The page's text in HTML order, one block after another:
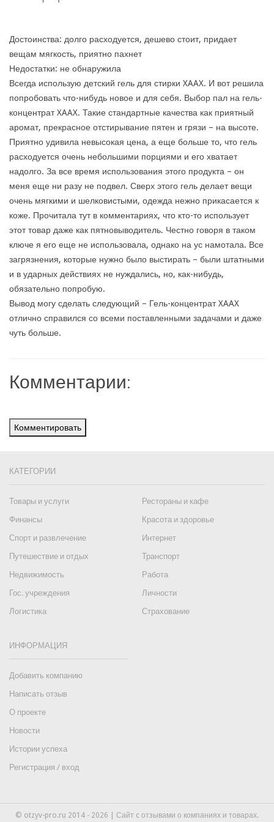
Достоинства: долго расходуется, дешево стоит, придает
вещам мягкость, приятно пахнет
Недостатки: не обнаружила
Всегда использую детский гель для стирки XAAX. И вот решила
попробовать что-нибудь новое и для себя. Выбор пал на гель-
концентрат XAAX. Такие стандартные качества как приятный
аромат, прекрасное отстирывание пятен и грязи – на высоте.
Приятно удивила невысокая цена, а еще больше то, что гель
расходуется очень небольшими порциями и его хватает
надолго. За все время использования этого продукта – он
меня еще ни разу не подвел. Сверх этого гель делает вещи
очень мягкими и шелковистыми, одежда нежно прикасается к
коже. Прочитала тут в комментариях, что кто-то использует
этот товар даже как пятновыводитель. Честно говоря в таком
ключе я его еще не использовала, однако на ус намотала. Все
загрязнения, которые нужно было выстирать – были штатными
и в ударных действиях не нуждались, но, как-нибудь,
обязательно попробую.
Вывод могу сделать следующий – Гель-концентрат XAAX
отлично справился со всеми поставленными задачами и даже
чуть больше.
Комментарии:
Комментировать
КАТЕГОРИИ
Товары и услуги
Рестораны и кафе
Финансы
Красота и здоровье
Спорт и развлечение
Интернет
Путешествие и отдых
Транспорт
Недвижимость
Работа
Гос. учреждения
Личности
Логистика
Страхование
ИНФОРМАЦИЯ
Добавить компанию
Написать отзыв
О проекте
Новости
Истории успеха
Регистрация / вход
© otzyv-pro.ru 2014 - 2026 | Сайт c отзывами о компаниях и товарах.